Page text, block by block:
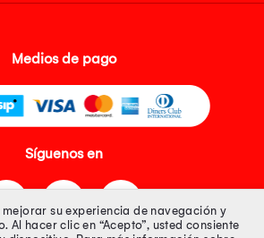
Medios de pago
Síguenos en
su experiencia de navegación y
Al hacer clic en “Acepto”, usted consiente